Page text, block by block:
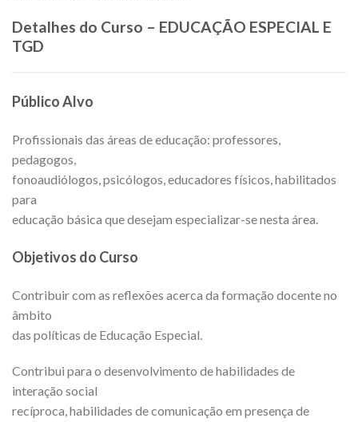
Detalhes do Curso – EDUCAÇÃO ESPECIAL E
TGD
Público Alvo
Profissionais das áreas de educação: professores,
pedagogos,
fonoaudiólogos, psicólogos, educadores físicos, habilitados
para
educação básica que desejam especializar-se nesta área.
Objetivos do Curso
Contribuir com as reflexões acerca da formação docente no
âmbito
das políticas de Educação Especial.
Contribui para o desenvolvimento de habilidades de
interação social
recíproca, habilidades de comunicação em presença de